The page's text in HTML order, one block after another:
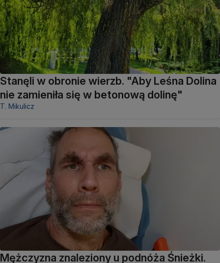
Stanęli w obronie wierzb. "Aby Leśna Dolina
nie zamieniła się w betonową dolinę"
T. Mikulicz
Mężczyzna znaleziony u podnóża Śnieżki.